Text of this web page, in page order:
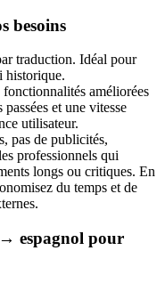
besoins
traduction. Idéal pour
historique.
améliorées
et une vitesse
utilisateur.
pas de publicités,
professionnels qui
longs ou critiques. En
du temps et de
espagnol pour